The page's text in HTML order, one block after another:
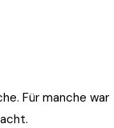
Für manche war